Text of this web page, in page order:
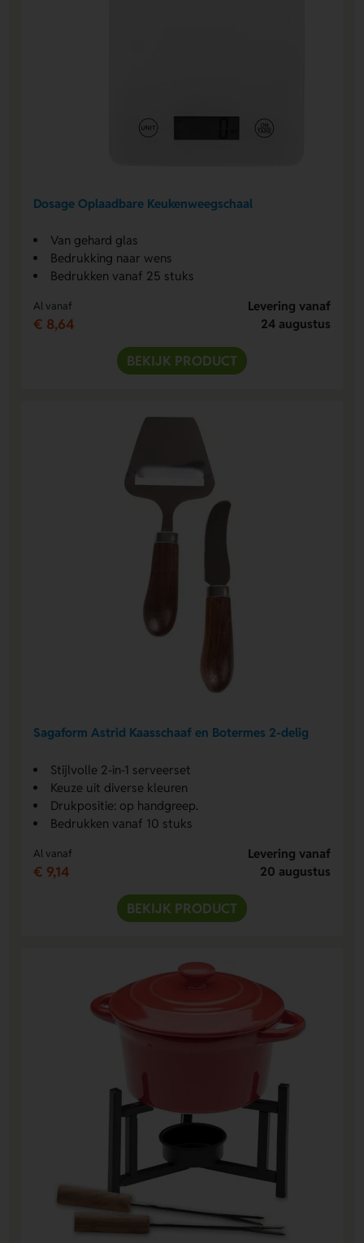
Dosage Oplaadbare Keukenweegschaal
Van gehard glas
Bedrukking naar wens
Bedrukken vanaf 25 stuks
Al vanaf
€ 8,64
Levering vanaf
24 augustus
BEKIJK PRODUCT
Sagaform Astrid Kaasschaaf en Botermes 2-delig
Stijlvolle 2-in-1 serveerset
Keuze uit diverse kleuren
Drukpositie: op handgreep.
Bedrukken vanaf 10 stuks
Al vanaf
€ 9,14
Levering vanaf
20 augustus
BEKIJK PRODUCT